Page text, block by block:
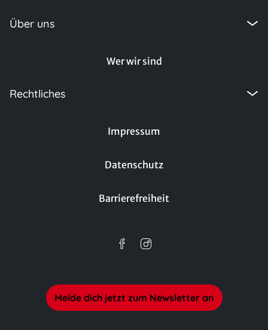
Über uns
Wer wir sind
Rechtliches
Impressum
Datenschutz
Barrierefreiheit
Melde dich jetzt zum Newsletter an